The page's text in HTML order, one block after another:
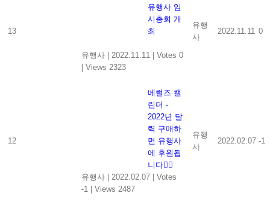
13
유행사 임
시총회 개
최
유행사 2022.11.11
Votes 0
Views 2323
유행
사
2022.11.11 0
12
베럴즈 캘
린더 -
2022년 달
력 구매하
면 유행사
에 후원됩
니다👍🏻
유행사
2022.02.07
Votes
-1
Views 2487
유행
사
2022.02.07 -1